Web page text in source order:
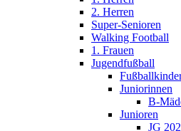
2. Herren
Super-Senioren
Walking Football
1. Frauen
Jugendfußball
Juniorinnen
B-
Junioren
JG